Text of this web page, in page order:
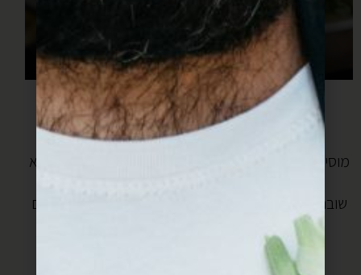
מוסיפים את תפוחי האדמה ומערבבים ממש בעדינות שלא
שוברים פנימה ביצים, מפזרים מעט פלפל שחור, מנמיכים